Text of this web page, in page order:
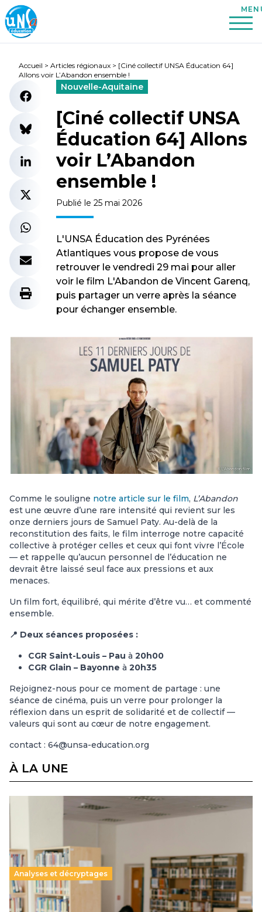
Accueil > Articles régionaux > [Ciné collectif UNSA Éducation 64]
Allons voir L’Abandon ensemble !
Nouvelle-Aquitaine
[Ciné collectif UNSA
Éducation 64] Allons
voir L’Abandon
ensemble !
Publié le 25 mai 2026
L'UNSA Éducation des Pyrénées
Atlantiques vous propose de vous
retrouver le vendredi 29 mai pour aller
voir le film L'Abandon de Vincent Garenq,
puis partager un verre après la séance
pour échanger ensemble.
Comme le souligne notre article sur le film, L’Abandon
est une œuvre d’une rare intensité qui revient sur les
onze derniers jours de Samuel Paty. Au-delà de la
reconstitution des faits, le film interroge notre capacité
collective à protéger celles et ceux qui font vivre l’École
— et rappelle qu’aucun personnel de l’éducation ne
devrait être laissé seul face aux pressions et aux
menaces.
Un film fort, équilibré, qui mérite d’être vu… et commenté
ensemble.
📍 Deux séances proposées :
CGR Saint-Louis – Pau à 20h00
CGR Glain – Bayonne à 20h35
Rejoignez-nous pour ce moment de partage : une
séance de cinéma, puis un verre pour prolonger la
réflexion dans un esprit de solidarité et de collectif —
valeurs qui sont au cœur de notre engagement.
contact : 64@unsa-education.org
À LA UNE
Analyses et décryptages
Supérieur privé : une dérive qui met à mal la